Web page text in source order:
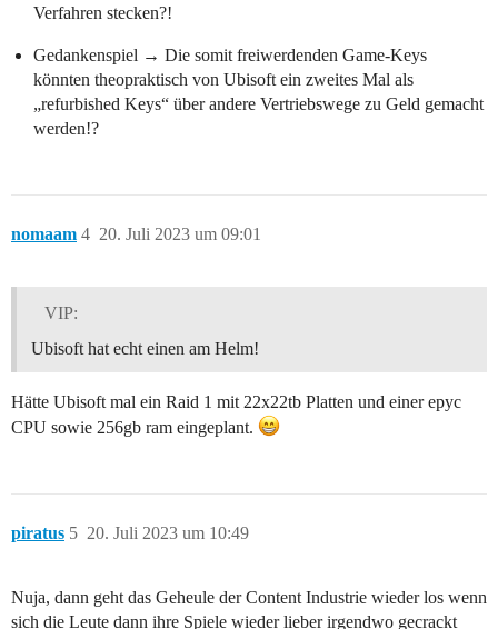
Verfahren stecken?!
Gedankenspiel → Die somit freiwerdenden Game-Keys
könnten theopraktisch von Ubisoft ein zweites Mal als
„refurbished Keys“ über andere Vertriebswege zu Geld gemacht
werden!?
nomaam 20. Juli 2023 um 09:01
4
VIP:
Ubisoft hat echt einen am Helm!
Hätte Ubisoft mal ein Raid 1 mit 22x22tb Platten und einer epyc
CPU sowie 256gb ram eingeplant.
piratus 20. Juli 2023 um 10:49
5
Nuja, dann geht das Geheule der Content Industrie wieder los wenn
sich die Leute dann ihre Spiele wieder lieber irgendwo gecrackt